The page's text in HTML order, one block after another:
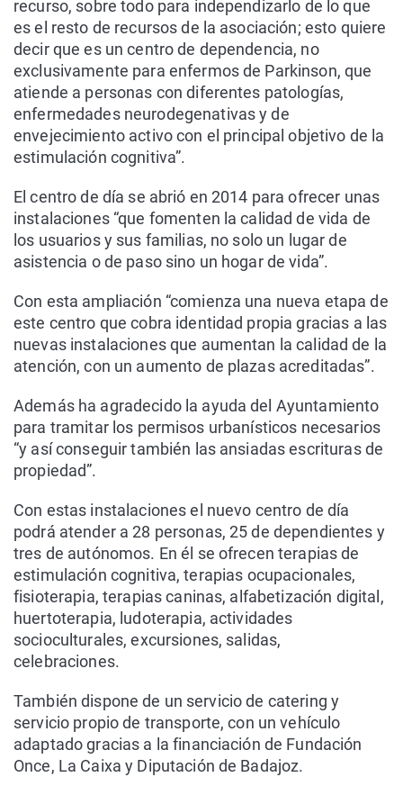
recurso, sobre todo para independizarlo de lo que
es el resto de recursos de la asociación; esto quiere
decir que es un centro de dependencia, no
exclusivamente para enfermos de Parkinson, que
atiende a personas con diferentes patologías,
enfermedades neurodegenativas y de
envejecimiento activo con el principal objetivo de la
estimulación cognitiva”.
El centro de día se abrió en 2014 para ofrecer unas
instalaciones “que fomenten la calidad de vida de
los usuarios y sus familias, no solo un lugar de
asistencia o de paso sino un hogar de vida”.
Con esta ampliación “comienza una nueva etapa de
este centro que cobra identidad propia gracias a las
nuevas instalaciones que aumentan la calidad de la
atención, con un aumento de plazas acreditadas”.
Además ha agradecido la ayuda del Ayuntamiento
para tramitar los permisos urbanísticos necesarios
“y así conseguir también las ansiadas escrituras de
propiedad”.
Con estas instalaciones el nuevo centro de día
podrá atender a 28 personas, 25 de dependientes y
tres de autónomos. En él se ofrecen terapias de
estimulación cognitiva, terapias ocupacionales,
fisioterapia, terapias caninas, alfabetización digital,
huertoterapia, ludoterapia, actividades
socioculturales, excursiones, salidas,
celebraciones.
También dispone de un servicio de catering y
servicio propio de transporte, con un vehículo
adaptado gracias a la financiación de Fundación
Once, La Caixa y Diputación de Badajoz.